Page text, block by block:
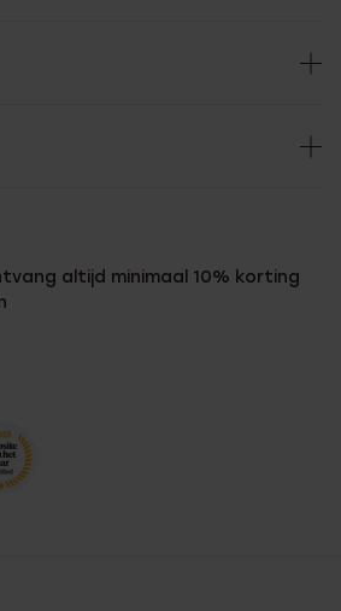
altijd minimaal 10% korting